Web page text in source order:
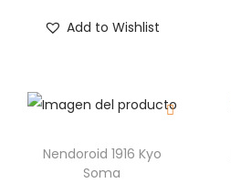
Add to Wishlist
Nendoroid 1916 Kyo
Soma